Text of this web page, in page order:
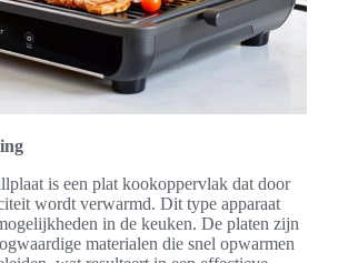
is een plat kookoppervlak dat door
wordt verwarmd. Dit type apparaat
in de keuken. De platen zijn
materialen die snel opwarmen